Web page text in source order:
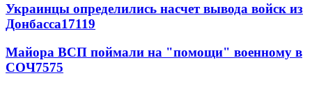
Украинцы определились насчет вывода войск из
Донбасса17119
Майора ВСП поймали на "помощи" военному в
СОЧ7575